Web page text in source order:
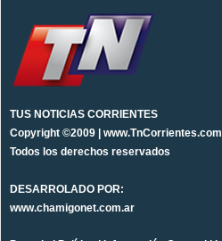
TUS NOTICIAS CORRIENTES
Copyright ©2009 | www.TnCorrientes.com
Todos los derechos reservados
DESARROLADO POR:
www.chamigonet.com.ar